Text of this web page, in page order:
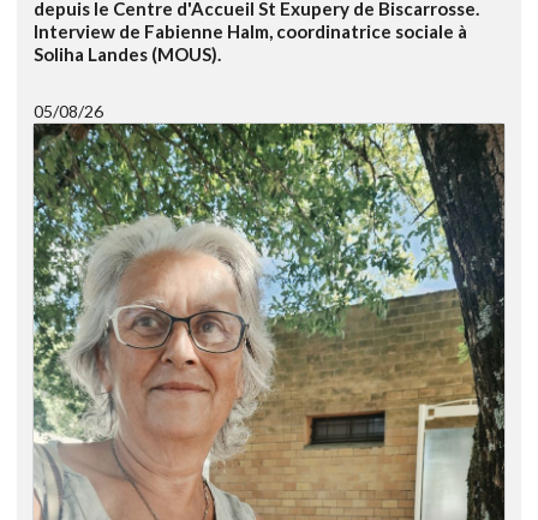
depuis le Centre d'Accueil St Exupery de Biscarrosse.
Interview de Fabienne Halm, coordinatrice sociale à
Soliha Landes (MOUS).
05/08/26